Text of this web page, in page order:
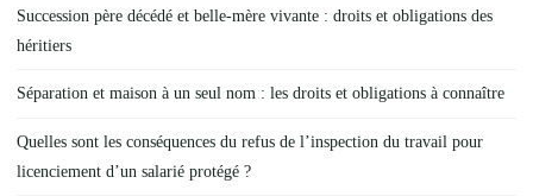
Succession père décédé et belle-mère vivante : droits et obligations des
héritiers
Séparation et maison à un seul nom : les droits et obligations à connaître
Quelles sont les conséquences du refus de l’inspection du travail pour
licenciement d’un salarié protégé ?